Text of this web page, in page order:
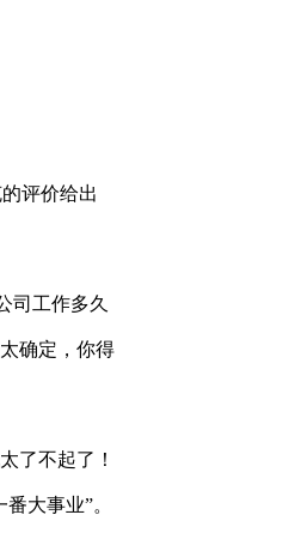
评价给出
司工作多久
确定，你得
了不起了！
大事业”。